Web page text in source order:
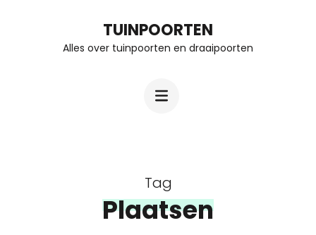
TUINPOORTEN
Alles over tuinpoorten en draaipoorten
Tag
Plaatsen